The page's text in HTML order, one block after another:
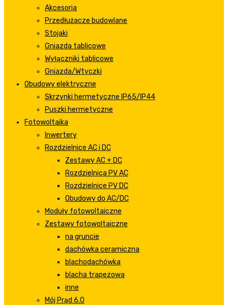
Akcesoria
Przedłużacze budowlane
Stojaki
Gniazda tablicowe
Wyłączniki tablicowe
Gniazda/Wtyczki
Obudowy elektryczne
Skrzynki hermetyczne IP65/IP44
Puszki hermetyczne
Fotowoltaika
Inwertery
Rozdzielnice AC i DC
Zestawy AC + DC
Rozdzielnica PV AC
Rozdzielnice PV DC
Obudowy do AC/DC
Moduły fotowoltaiczne
Zestawy fotowoltaiczne
na gruncie
dachówka ceramiczna
blachodachówka
blacha trapezowa
inne
Mój Prąd 6.0